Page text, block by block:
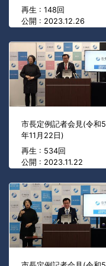
再生 : 148回
公開 : 2023.12.26
市長定例記者会見(令和5
年11月22日)
再生 : 534回
公開 : 2023.11.22